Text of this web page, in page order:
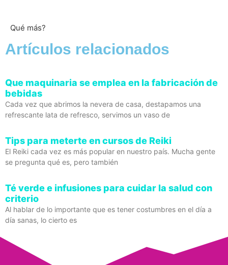
Qué más?
Artículos relacionados
Que maquinaria se emplea en la fabricación de
bebidas
Cada vez que abrimos la nevera de casa, destapamos una
refrescante lata de refresco, servimos un vaso de
Tips para meterte en cursos de Reiki
El Reiki cada vez es más popular en nuestro país. Mucha gente
se pregunta qué es, pero también
Té verde e infusiones para cuidar la salud con
criterio
Al hablar de lo importante que es tener costumbres en el día a
día sanas, lo cierto es